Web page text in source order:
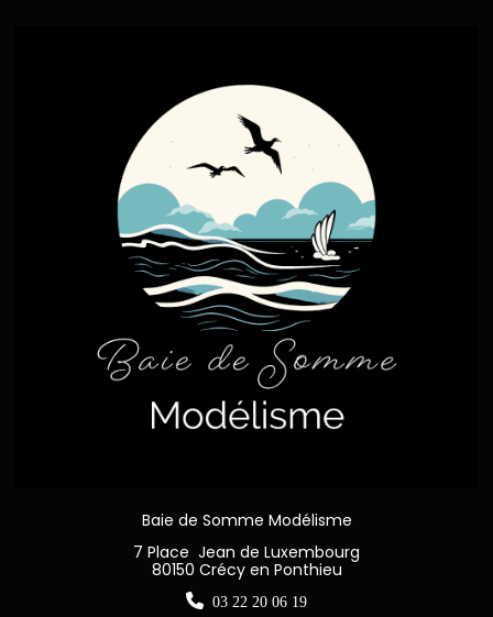
Baie de Somme Modélisme
7 Place Jean de Luxembourg
80150 Crécy en Ponthieu
 03 22 20 06 19